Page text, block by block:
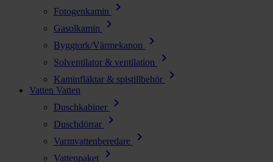
Fotogenkamin chevron_right
Gasolkamin chevron_right
Byggtork/Värmekanon chevron_right
Solventilator & ventilation chevron_right
Kaminfläktar & spistillbehör chevron_right
Vatten Vatten
Duschkabiner
chevron_right
Duschdörrar chevron_right
Varmvattenberedare chevron_right
Vattenpaket chevron_right